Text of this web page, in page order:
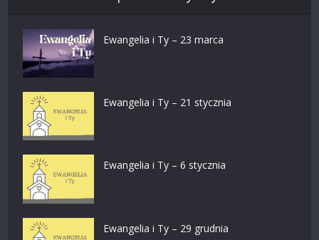
Ewangelia i Ty – 23 marca
Ewangelia i Ty – 21 stycznia
Ewangelia i Ty – 6 stycznia
Ewangelia i Ty – 29 grudnia